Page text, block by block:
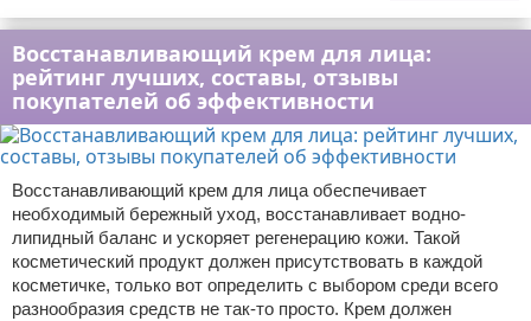
Восстанавливающий крем для лица:
рейтинг лучших, составы, отзывы
покупателей об эффективности
Восстанавливающий крем для лица обеспечивает
необходимый бережный уход, восстанавливает водно-
липидный баланс и ускоряет регенерацию кожи. Такой
косметический продукт должен присутствовать в каждой
косметичке, только вот определить с выбором среди всего
разнообразия средств не так-то просто. Крем должен